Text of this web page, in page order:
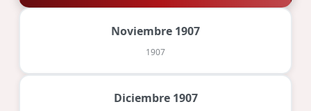
Noviembre 1907
1907
Diciembre 1907